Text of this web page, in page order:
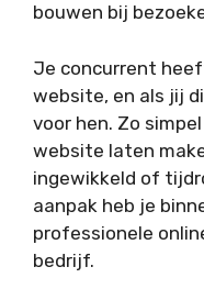
bouwen bij
Je concurrent
website, en als jij
voor hen. Zo
website laten
ingewikkeld of
aanpak heb je
professionele
bedrijf.